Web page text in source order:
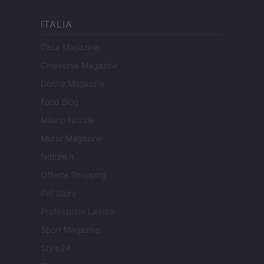
ITALIA
Casa Magazine
Cineverse Magazine
Donne Magazine
Food Blog
Milano Notizie
Motor Magazine
Notizie.it
Offerte Shopping
Pet Story
Professione Lavoro
Sport Magazine
Style24